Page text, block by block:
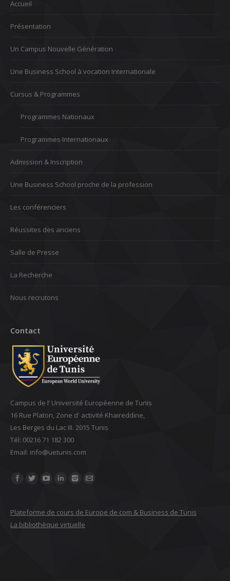
Accueil
Présentation
Un Campus Nouvelle Génération
Une Business School à vocation Internationale
Cursus & Programmes
Programmes Nationaux
Programmes Internationaux
Admission & Inscription
Une Business School proche de la profession
Les conférenciers
Réussites des anciens
Salle de Presse
La Recherche
Nous recrutons
Contact
Campus de l’ Université Européenne de Tunis
16 Rue Platon, Zone d' activité Khaireddine,
Les Berges du Lac III. 2015 Tunis
Tél: 00216 71 182 300
Email: ‎info@uetunis.com
Find us on:
Plateforme de cours de Europe de com & Business de Tunis
La bibliothèque virtuelle